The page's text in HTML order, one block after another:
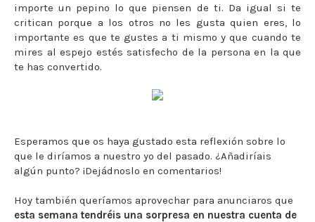
importe un pepino lo que piensen de ti. Da igual si te
critican porque a los otros no les gusta quien eres, lo
importante es que te gustes a ti mismo y que cuando te
mires al espejo estés satisfecho de la persona en la que
te has convertido.
Esperamos que os haya gustado esta reflexión sobre lo
que le diríamos a nuestro yo del pasado. ¿Añadiríais
algún punto? ¡Dejádnoslo en comentarios!
Hoy también queríamos aprovechar para anunciaros que
esta semana tendréis una sorpresa en nuestra cuenta de